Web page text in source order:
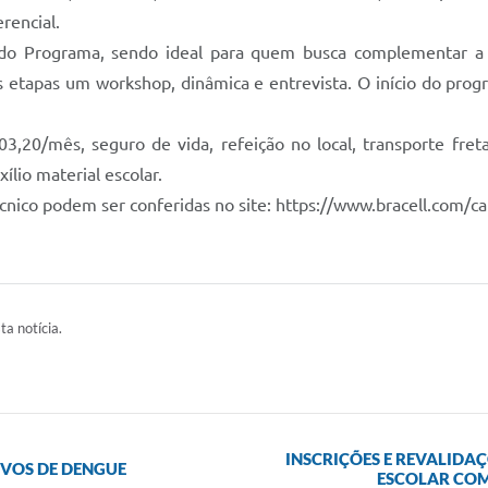
Programa, sendo ideal para quem busca complementar
um workshop, dinâmica e entrevista. O início do
mês, seguro de vida, refeição no local, transporte
material escolar.
podem ser conferidas no site: https://www.bracell.com/
notícia.
DE DENGUE
INSCRIÇÕES E
ESCOLAR